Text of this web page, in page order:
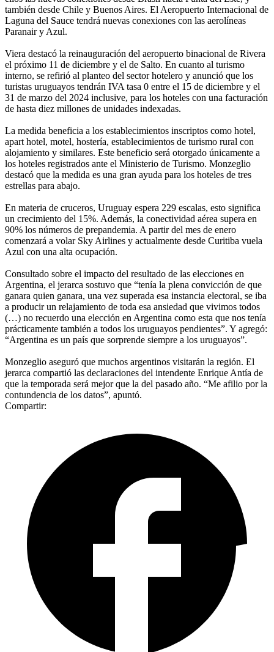
también desde Chile y Buenos Aires. El Aeropuerto Internacional de
Laguna del Sauce tendrá nuevas conexiones con las aerolíneas
Paranair y Azul.
Viera destacó la reinauguración del aeropuerto binacional de Rivera
el próximo 11 de diciembre y el de Salto. En cuanto al turismo
interno, se refirió al planteo del sector hotelero y anunció que los
turistas uruguayos tendrán IVA tasa 0 entre el 15 de diciembre y el
31 de marzo del 2024 inclusive, para los hoteles con una facturación
de hasta diez millones de unidades indexadas.
La medida beneficia a los establecimientos inscriptos como hotel,
apart hotel, motel, hostería, establecimientos de turismo rural con
alojamiento y similares. Este beneficio será otorgado únicamente a
los hoteles registrados ante el Ministerio de Turismo. Monzeglio
destacó que la medida es una gran ayuda para los hoteles de tres
estrellas para abajo.
En materia de cruceros, Uruguay espera 229 escalas, esto significa
un crecimiento del 15%. Además, la conectividad aérea supera en
90% los números de prepandemia. A partir del mes de enero
comenzará a volar Sky Airlines y actualmente desde Curitiba vuela
Azul con una alta ocupación.
Consultado sobre el impacto del resultado de las elecciones en
Argentina, el jerarca sostuvo que “tenía la plena convicción de que
ganara quien ganara, una vez superada esa instancia electoral, se iba
a producir un relajamiento de toda esa ansiedad que vivimos todos
(…) no recuerdo una elección en Argentina como esta que nos tenía
prácticamente también a todos los uruguayos pendientes”. Y agregó:
“Argentina es un país que sorprende siempre a los uruguayos”.
Monzeglio aseguró que muchos argentinos visitarán la región. El
jerarca compartió las declaraciones del intendente Enrique Antía de
que la temporada será mejor que la del pasado año. “Me afilio por la
contundencia de los datos”, apuntó.
Compartir: